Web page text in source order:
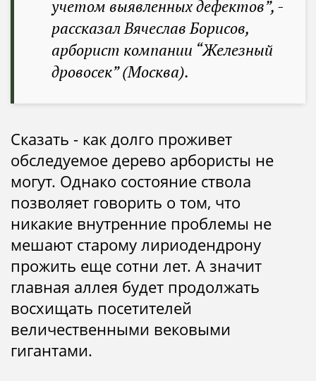
учетом выявленных дефектов”, -
рассказал Вячеслав Борисов,
арборист компании “Железный
дровосек” (Москва).
Сказать - как долго проживет
обследуемое дерево арбористы не
могут. Однако состояние ствола
позволяет говорить о том, что
никакие внутренние проблемы не
мешают старому лириодендрону
прожить еще сотни лет. А значит
главная аллея будет продолжать
восхищать посетителей
величественными вековыми
гигантами.